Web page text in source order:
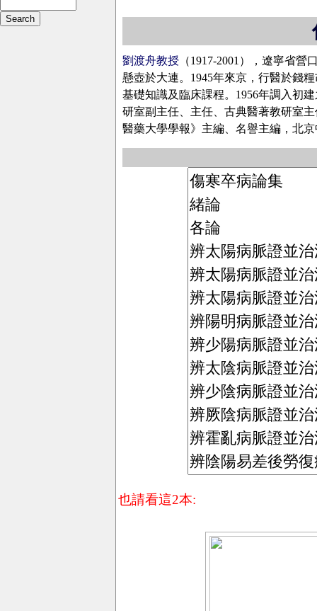
劉渡舟教授 （1917-2001），遼寧省
懸壺於大連。1945年來京，行醫於錢
基礎知識及臨床課程。1956年調入初
研室副主任、主任、古典醫著教研室
醫藥大學學報》主編、名譽主編，北
也請看這2本: